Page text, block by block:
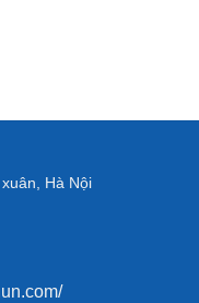
Hà Nội